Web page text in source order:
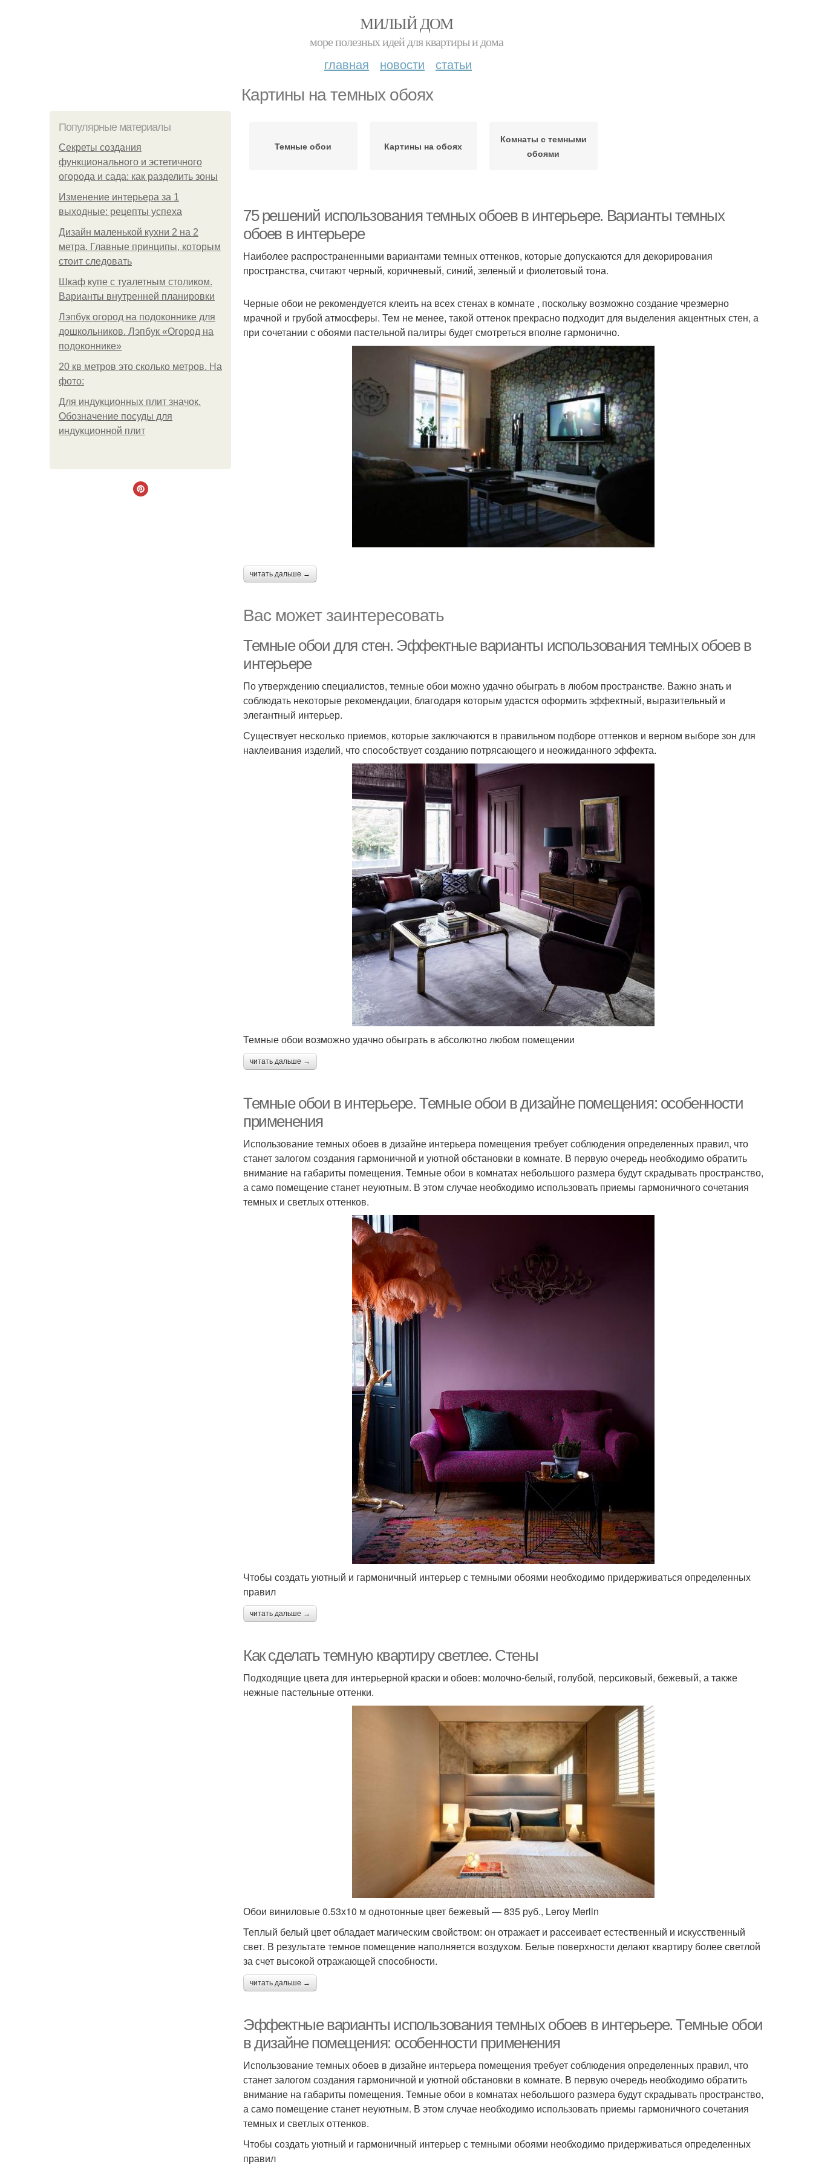
МИЛЫЙ ДОМ
море полезных идей для квартиры и дома
главная новости статьи
Картины на темных обоях
Популярные материалы
Секреты создания
функционального и эстетичного
огорода и сада: как разделить зоны
Изменение интерьера за 1
выходные: рецепты успеха
Дизайн маленькой кухни 2 на 2
метра. Главные принципы, которым
стоит следовать
Шкаф купе с туалетным столиком.
Варианты внутренней планировки
Лэпбук огород на подоконнике для
дошкольников. Лэпбук «Огород на
подоконнике»
20 кв метров это сколько метров. На
фото:
Для индукционных плит значок.
Обозначение посуды для
индукционной плит
Темные обои Картины на обоях
Комнаты с темными
обоями
75 решений использования темных обоев в интерьере. Варианты темных
обоев в интерьере
Наиболее распространенными вариантами темных оттенков, которые допускаются для декорирования
пространства, считают черный, коричневый, синий, зеленый и фиолетовый тона.
Черные обои не рекомендуется клеить на всех стенах в комнате , поскольку возможно создание чрезмерно
мрачной и грубой атмосферы. Тем не менее, такой оттенок прекрасно подходит для выделения акцентных стен, а
при сочетании с обоями пастельной палитры будет смотреться вполне гармонично.
читать дальше →
Вас может заинтересовать
Темные обои для стен. Эффектные варианты использования темных обоев в
интерьере
По утверждению специалистов, темные обои можно удачно обыграть в любом пространстве. Важно знать и
соблюдать некоторые рекомендации, благодаря которым удастся оформить эффектный, выразительный и
элегантный интерьер.
Существует несколько приемов, которые заключаются в правильном подборе оттенков и верном выборе зон для
наклеивания изделий, что способствует созданию потрясающего и неожиданного эффекта.
Темные обои возможно удачно обыграть в абсолютно любом помещении
читать дальше →
Темные обои в интерьере. Темные обои в дизайне помещения: особенности
применения
Использование темных обоев в дизайне интерьера помещения требует соблюдения определенных правил, что
станет залогом создания гармоничной и уютной обстановки в комнате. В первую очередь необходимо обратить
внимание на габариты помещения. Темные обои в комнатах небольшого размера будут скрадывать пространство,
а само помещение станет неуютным. В этом случае необходимо использовать приемы гармоничного сочетания
темных и светлых оттенков.
Чтобы создать уютный и гармоничный интерьер с темными обоями необходимо придерживаться определенных
правил
читать дальше →
Как сделать темную квартиру светлее. Стены
Подходящие цвета для интерьерной краски и обоев: молочно-белый, голубой, персиковый, бежевый, а также
нежные пастельные оттенки.
Обои виниловые 0.53х10 м однотонные цвет бежевый — 835 руб., Leroy Merlin
Теплый белый цвет обладает магическим свойством: он отражает и рассеивает естественный и искусственный
свет. В результате темное помещение наполняется воздухом. Белые поверхности делают квартиру более светлой
за счет высокой отражающей способности.
читать дальше →
Эффектные варианты использования темных обоев в интерьере. Темные обои
в дизайне помещения: особенности применения
Использование темных обоев в дизайне интерьера помещения требует соблюдения определенных правил, что
станет залогом создания гармоничной и уютной обстановки в комнате. В первую очередь необходимо обратить
внимание на габариты помещения. Темные обои в комнатах небольшого размера будут скрадывать пространство,
а само помещение станет неуютным. В этом случае необходимо использовать приемы гармоничного сочетания
темных и светлых оттенков.
Чтобы создать уютный и гармоничный интерьер с темными обоями необходимо придерживаться определенных
правил